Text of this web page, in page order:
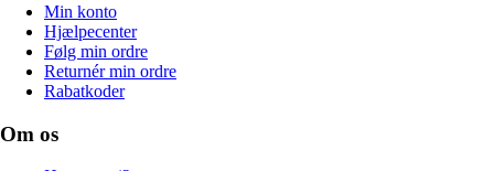
Min konto
Hjælpecenter
Følg min ordre
Returnér min ordre
Rabatkoder
Om os